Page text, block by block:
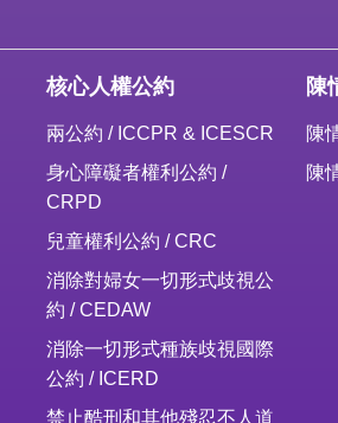
核心人權公約
兩公約 / ICCPR & ICESCR
身心障礙者權利公約 /
CRPD
兒童權利公約 / CRC
消除對婦女一切形式歧視公
約 / CEDAW
消除一切形式種族歧視國際
公約 / ICERD
禁止酷刑和其他殘忍不人道
陳
陳
陳